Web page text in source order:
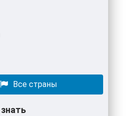
Все страны